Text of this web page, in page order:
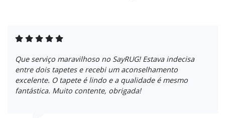
Que serviço maravilhoso no SayRUG! Estava indecisa
entre dois tapetes e recebi um aconselhamento
excelente. O tapete é lindo e a qualidade é mesmo
fantástica. Muito contente, obrigada!